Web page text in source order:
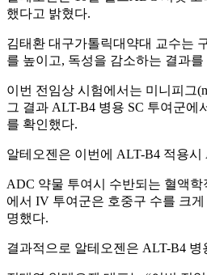
했다고 밝혔다.
김태환 대구가톨릭대약대 교수는
를 높이고, 독성을 감소하는 결과
이번 전임상 시험에서는 미니피그
그 결과 ALT-B4 병용 SC 투여군에
를 확인했다.
알테오젠은 이번에 ALT-B4 적용
ADC 약물 투여시 수반되는 혈액학
에서 IV 투여군은 호중구 수를 크
명했다.
결과적으로 알테오젠은 ALT-B4